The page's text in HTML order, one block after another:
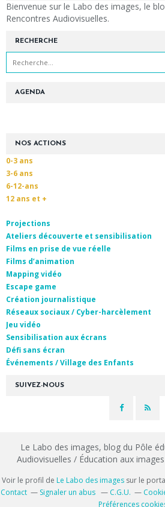
SUIVEZ-NOUS
RECHERCHE
Bienvenue sur le Labo des images, le
Rencontres Audiovisuelles.
NOS ACTIONS
0-3 ans
3-6 ans
6-12-ans
12 ans et +
Projections
Ateliers découverte et sensibilisation
Films en prise de vue réelle
Films d’animation
Mapping vidéo
Escape game
Création journalistique
Réseaux sociaux / Cyber-harcèlement
Jeu vidéo
Sensibilisation aux écrans
Défi sans écran
Événements / Village des Enfants
AGENDA
Le Labo des images, blog du Pôle
Audiovisuelles / Éducation aux
Voir le profil de Le Labo des images sur le
Contact
Signaler un abus C.G.U.
Préférences